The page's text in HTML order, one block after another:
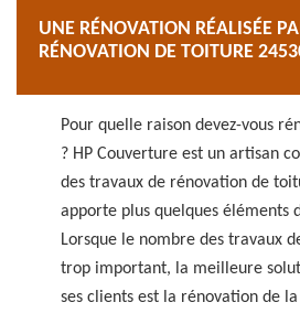
UNE RÉNOVATION RÉALISÉE
RÉNOVATION DE TOITURE
Pour quelle raison devez-vous
? HP Couverture est un artisan
des travaux de rénovation de
apporte plus quelques éléments
Lorsque le nombre des travaux
trop important, la meilleure
ses clients est la rénovation de